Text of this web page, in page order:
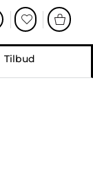
Tilbud